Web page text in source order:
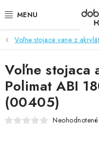
na
SPRCHOVÉ KÚTY
SPRCHOVÉ DVERE
BATÉRIE
VANE
Voľne stojace vane z
Voľne stojaca
Polimat ABI
(00405)
Neohodnotené